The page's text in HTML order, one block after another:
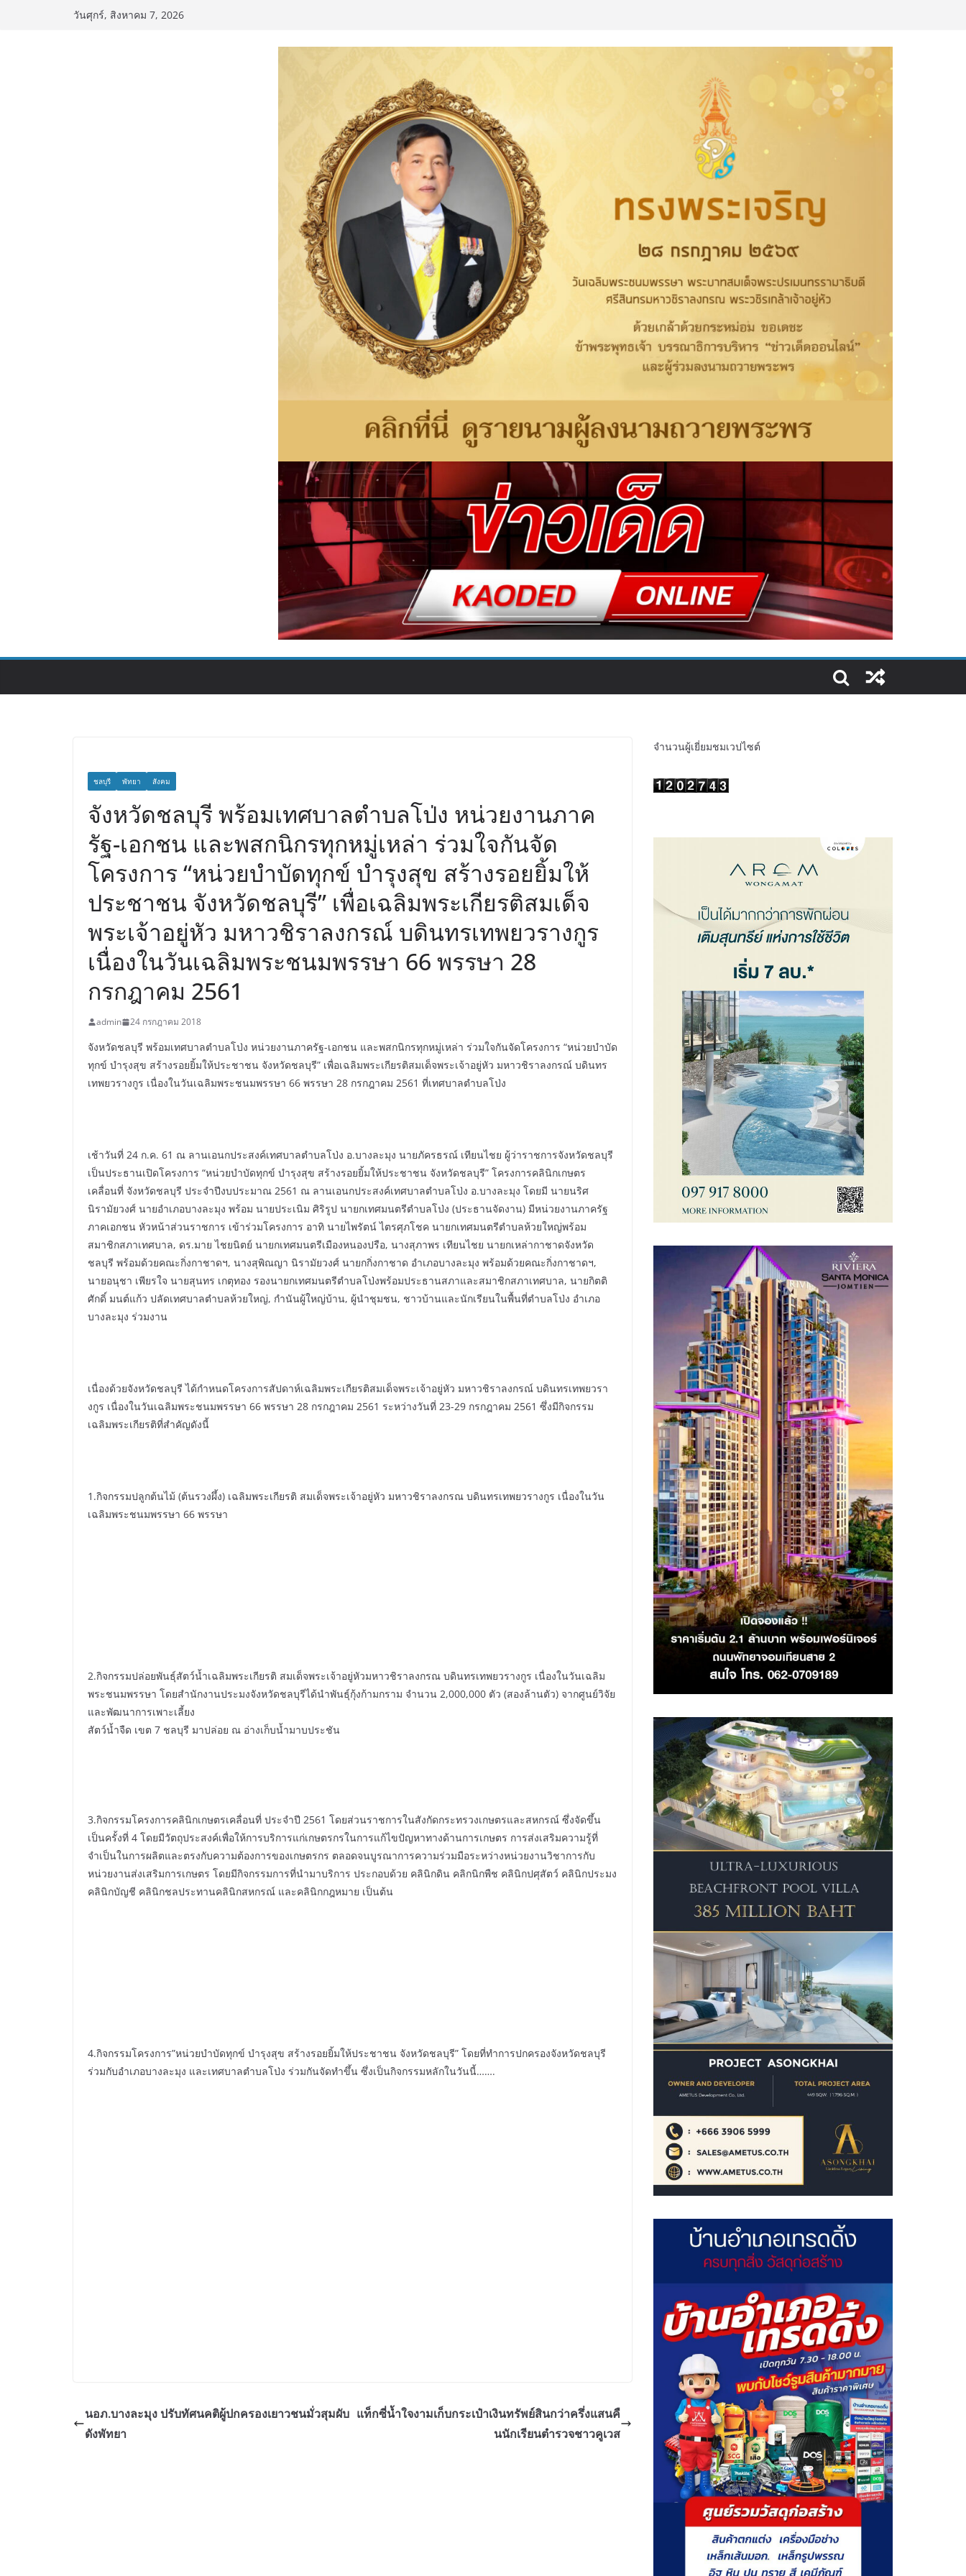
วันศุกร์, สิงหาคม 7, 2026
ชลบุรี พัทยา สังคม
จังหวัดชลบุรี พร้อมเทศบาลตำบลโป่ง หน่วยงานภาค
รัฐ-เอกชน และพสกนิกรทุกหมู่เหล่า ร่วมใจกันจัด
โครงการ “หน่วยบำบัดทุกข์ บำรุงสุข สร้างรอยยิ้มให้
ประชาชน จังหวัดชลบุรี” เพื่อเฉลิมพระเกียรติสมเด็จ
พระเจ้าอยู่หัว มหาวชิราลงกรณ์ บดินทรเทพยวรางกูร
เนื่องในวันเฉลิมพระชนมพรรษา 66 พรรษา 28
กรกฎาคม 2561
admin 24 กรกฎาคม 2018
จังหวัดชลบุรี พร้อมเทศบาลตำบลโป่ง หน่วยงานภาครัฐ-เอกชน และพสกนิกรทุกหมู่เหล่า ร่วมใจกันจัดโครงการ “หน่วยบำบัด
ทุกข์ บำรุงสุข สร้างรอยยิ้มให้ประชาชน จังหวัดชลบุรี” เพื่อเฉลิมพระเกียรติสมเด็จพระเจ้าอยู่หัว มหาวชิราลงกรณ์ บดินทร
เทพยวรางกูร เนื่องในวันเฉลิมพระชนมพรรษา 66 พรรษา 28 กรกฎาคม 2561 ที่เทศบาลตำบลโป่ง
เช้าวันที่ 24 ก.ค. 61 ณ ลานเอนกประสงค์เทศบาลตำบลโป่ง อ.บางละมุง นายภัครธรณ์ เทียนไชย ผู้ว่าราชการจังหวัดชลบุรี
เป็นประธานเปิดโครงการ “หน่วยบำบัดทุกข์ บำรุงสุข สร้างรอยยิ้มให้ประชาชน จังหวัดชลบุรี” โครงการคลินิกเกษตร
เคลื่อนที่ จังหวัดชลบุรี ประจำปีงบประมาณ 2561 ณ ลานเอนกประสงค์เทศบาลตำบลโป่ง อ.บางละมุง โดยมี นายนริศ
นิรามัยวงศ์ นายอำเภอบางละมุง พร้อม นายประเนิม ศิริรูป นายกเทศมนตรีตำบลโป่ง (ประธานจัดงาน) มีหน่วยงานภาครัฐ
ภาคเอกชน หัวหน้าส่วนราชการ เข้าร่วมโครงการ อาทิ นายไพรัตน์ ไตรศุภโชค นายกเทศมนตรีตำบลห้วยใหญ่พร้อม
สมาชิกสภาเทศบาล, ดร.มาย ไชยนิตย์ นายกเทศมนตรีเมืองหนองปรือ, นางสุภาพร เทียนไชย นายกเหล่ากาชาดจังหวัด
ชลบุรี พร้อมด้วยคณะกิ่งกาชาดฯ, นางสุพิณญา นิรามัยวงศ์ นายกกิ่งกาชาด อำเภอบางละมุง พร้อมด้วยคณะกิ่งกาชาดฯ,
นายอนุชา เพียรใจ นายสุนทร เกตุทอง รองนายกเทศมนตรีตำบลโป่งพร้อมประธานสภาและสมาชิกสภาเทศบาล, นายกิตติ
ศักดิ์ มนต์แก้ว ปลัดเทศบาลตำบลห้วยใหญ่, กำนันผู้ใหญ่บ้าน, ผู้นำชุมชน, ชาวบ้านและนักเรียนในพื้นที่ตำบลโป่ง อำเภอ
บางละมุง ร่วมงาน
เนื่องด้วยจังหวัดชลบุรี ได้กำหนดโครงการสัปดาห์เฉลิมพระเกียรติสมเด็จพระเจ้าอยู่หัว มหาวชิราลงกรณ์ บดินทรเทพยวรา
งกูร เนื่องในวันเฉลิมพระชนมพรรษา 66 พรรษา 28 กรกฎาคม 2561 ระหว่างวันที่ 23-29 กรกฎาคม 2561 ซึ่งมีกิจกรรม
เฉลิมพระเกียรติที่สำคัญดังนี้
1.กิจกรรมปลูกต้นไม้ (ต้นรวงผึ้ง) เฉลิมพระเกียรติ สมเด็จพระเจ้าอยู่หัว มหาวชิราลงกรณ บดินทรเทพยวรางกูร เนื่องในวัน
เฉลิมพระชนมพรรษา 66 พรรษา
2.กิจกรรมปล่อยพันธุ์สัตว์น้ำเฉลิมพระเกียรติ สมเด็จพระเจ้าอยู่หัวมหาวชิราลงกรณ บดินทรเทพยวรางกูร เนื่องในวันเฉลิม
พระชนมพรรษา โดยสำนักงานประมงจังหวัดชลบุรีได้นำพันธุ์กุ้งก้ามกราม จำนวน 2,000,000 ตัว (สองล้านตัว) จากศูนย์วิจัย
และพัฒนาการเพาะเลี้ยง
สัตว์น้ำจืด เขต 7 ชลบุรี มาปล่อย ณ อ่างเก็บน้ำมาบประชัน
3.กิจกรรมโครงการคลินิกเกษตรเคลื่อนที่ ประจำปี 2561 โดยส่วนราชการในสังกัดกระทรวงเกษตรและสหกรณ์ ซึ่งจัดขึ้น
เป็นครั้งที่ 4 โดยมีวัตถุประสงค์เพื่อให้การบริการแก่เกษตรกรในการแก้ไขปัญหาทางด้านการเกษตร การส่งเสริมความรู้ที่
จำเป็นในการผลิตและตรงกับความต้องการของเกษตรกร ตลอดจนบูรณาการความร่วมมือระหว่างหน่วยงานวิชาการกับ
หน่วยงานส่งเสริมการเกษตร โดยมีกิจกรรมการที่นำมาบริการ ประกอบด้วย คลินิกดิน คลิกนิกพืช คลินิกปศุสัตว์ คลินิกประมง
คลินิกบัญชี คลินิกชลประทานคลินิกสหกรณ์ และคลินิกกฎหมาย เป็นต้น
4.กิจกรรมโครงการ”หน่วยบำบัดทุกข์ บำรุงสุข สร้างรอยยิ้มให้ประชาชน จังหวัดชลบุรี” โดยที่ทำการปกครองจังหวัดชลบุรี
ร่วมกับอำเภอบางละมุง และเทศบาลตำบลโป่ง ร่วมกันจัดทำขึ้น ซึ่งเป็นกิจกรรมหลักในวันนี้…….
นอภ.บางละมุง ปรับทัศนคติผู้ปกครองเยาวชนมั่วสุมผับ
ดังพัทยา
แท็กซี่น้ำใจงามเก็บกระเป๋าเงินทรัพย์สินกว่าครึ่งแสนคื
นนักเรียนตำรวจชาวคูเวส
จำนวนผู้เยี่ยมชมเวปไซต์